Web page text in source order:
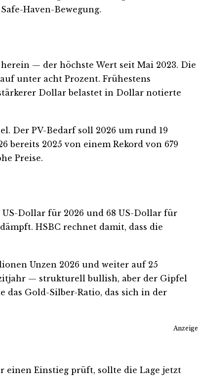
Haven-Bewegung.
— der höchste Wert seit Mai 2023. Die
unter acht Prozent. Frühestens
Dollar belastet in Dollar notierte
Der PV-Bedarf soll 2026 um rund 19
bereits 2025 von einem Rekord von 679
Preise.
Dollar für 2026 und 68 US-Dollar für
HSBC rechnet damit, dass die
Unzen 2026 und weiter auf 25
— strukturell bullish, aber der Gipfel
Gold-Silber-Ratio, das sich in der
Anzeige
einen Einstieg prüft, sollte die Lage jetzt